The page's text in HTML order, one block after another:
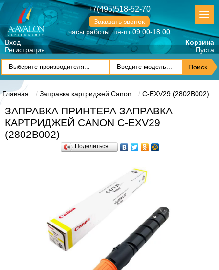
+7(495)518-52-70
Заказать звонок
часы работы: пн-пт 09.00-18.00
Вход
Регистрация
Корзина
Пуста
Главная Заправка картриджей Canon C-EXV29 (2802B002)
ЗАПРАВКА ПРИНТЕРА ЗАПРАВКА
КАРТРИДЖЕЙ CANON C-EXV29
(2802B002)
Поделиться…